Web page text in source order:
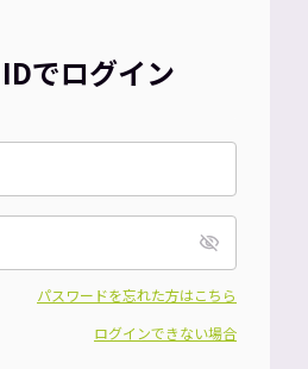
でログイン
パスワードを忘れた方はこちら
ログインできない場合